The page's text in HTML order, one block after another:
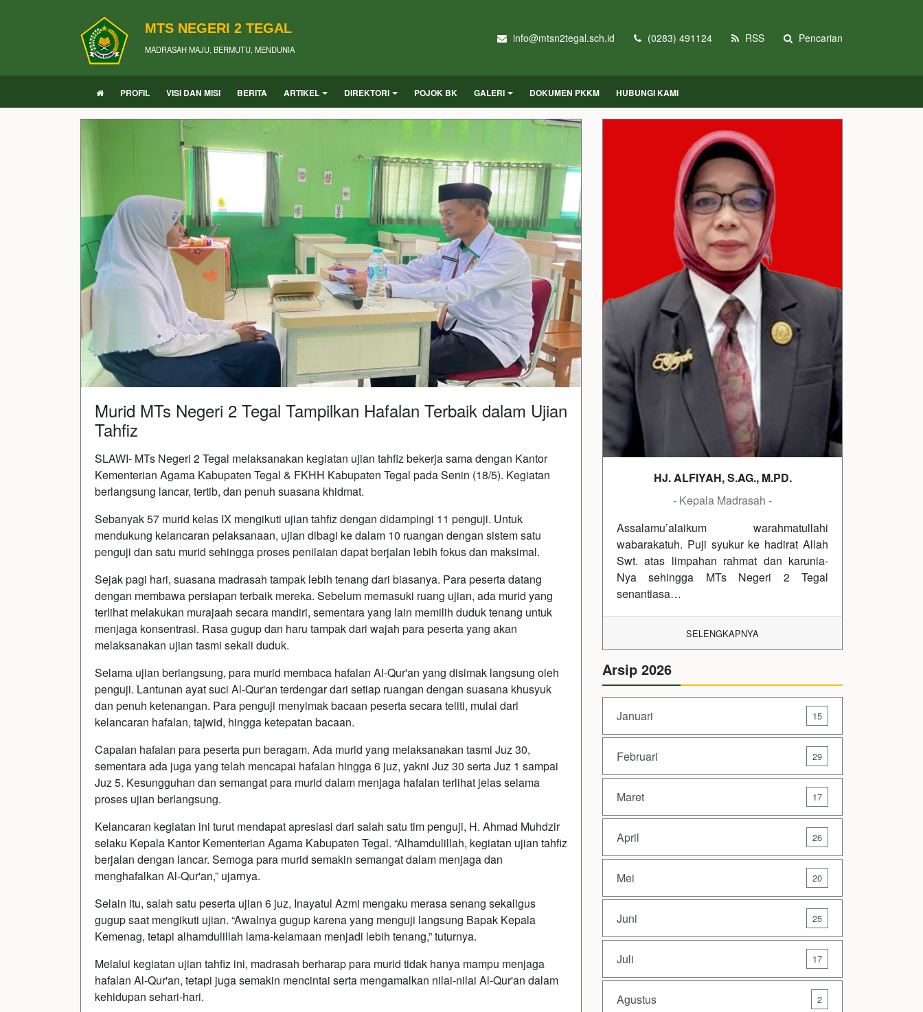
MTS NEGERI 2 TEGAL
MADRASAH MAJU, BERMUTU, MENDUNIA
info@mtsn2tegal.sch.id (0283) 491124 RSS Pencarian
PROFIL VISI DAN MISI BERITA ARTIKEL DIREKTORI POJOK BK GALERI DOKUMEN PKKM HUBUNGI KAMI
Murid MTs Negeri 2 Tegal Tampilkan Hafalan Terbaik dalam Ujian
Tahfiz
SLAWI- MTs Negeri 2 Tegal melaksanakan kegiatan ujian tahfiz bekerja sama dengan Kantor
Kementerian Agama Kabupaten Tegal & FKHH Kabupaten Tegal pada Senin (18/5). Kegiatan
berlangsung lancar, tertib, dan penuh suasana khidmat.
Sebanyak 57 murid kelas IX mengikuti ujian tahfiz dengan didampingi 11 penguji. Untuk
mendukung kelancaran pelaksanaan, ujian dibagi ke dalam 10 ruangan dengan sistem satu
penguji dan satu murid sehingga proses penilaian dapat berjalan lebih fokus dan maksimal.
Sejak pagi hari, suasana madrasah tampak lebih tenang dari biasanya. Para peserta datang
dengan membawa persiapan terbaik mereka. Sebelum memasuki ruang ujian, ada murid yang
terlihat melakukan murajaah secara mandiri, sementara yang lain memilih duduk tenang untuk
menjaga konsentrasi. Rasa gugup dan haru tampak dari wajah para peserta yang akan
melaksanakan ujian tasmi sekali duduk.
Selama ujian berlangsung, para murid membaca hafalan Al-Qur'an yang disimak langsung oleh
penguji. Lantunan ayat suci Al-Qur'an terdengar dari setiap ruangan dengan suasana khusyuk
dan penuh ketenangan. Para penguji menyimak bacaan peserta secara teliti, mulai dari
kelancaran hafalan, tajwid, hingga ketepatan bacaan.
Capaian hafalan para peserta pun beragam. Ada murid yang melaksanakan tasmi Juz 30,
sementara ada juga yang telah mencapai hafalan hingga 6 juz, yakni Juz 30 serta Juz 1 sampai
Juz 5. Kesungguhan dan semangat para murid dalam menjaga hafalan terlihat jelas selama
proses ujian berlangsung.
Kelancaran kegiatan ini turut mendapat apresiasi dari salah satu tim penguji, H. Ahmad Muhdzir
selaku Kepala Kantor Kementerian Agama Kabupaten Tegal. “Alhamdulillah, kegiatan ujian tahfiz
berjalan dengan lancar. Semoga para murid semakin semangat dalam menjaga dan
menghafalkan Al-Qur'an,” ujarnya.
Selain itu, salah satu peserta ujian 6 juz, Inayatul Azmi mengaku merasa senang sekaligus
gugup saat mengikuti ujian. “Awalnya gugup karena yang menguji langsung Bapak Kepala
Kemenag, tetapi alhamdulillah lama-kelamaan menjadi lebih tenang,” tuturnya.
Melalui kegiatan ujian tahfiz ini, madrasah berharap para murid tidak hanya mampu menjaga
hafalan Al-Qur'an, tetapi juga semakin mencintai serta mengamalkan nilai-nilai Al-Qur'an dalam
kehidupan sehari-hari.
HJ. ALFIYAH, S.AG., M.PD.
- Kepala Madrasah -
Assalamu’alaikum warahmatullahi
wabarakatuh. Puji syukur ke hadirat Allah
Swt. atas limpahan rahmat dan karunia-
Nya sehingga MTs Negeri 2 Tegal
senantiasa…
SELENGKAPNYA
Arsip 2026
Januari 15
Februari 29
Maret 17
April 26
Mei 20
Juni 25
Juli 17
Agustus 2